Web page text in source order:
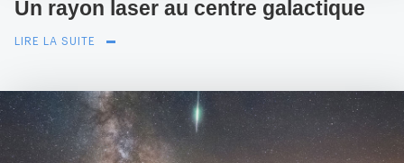
Un rayon laser au centre galactique
LIRE LA SUITE